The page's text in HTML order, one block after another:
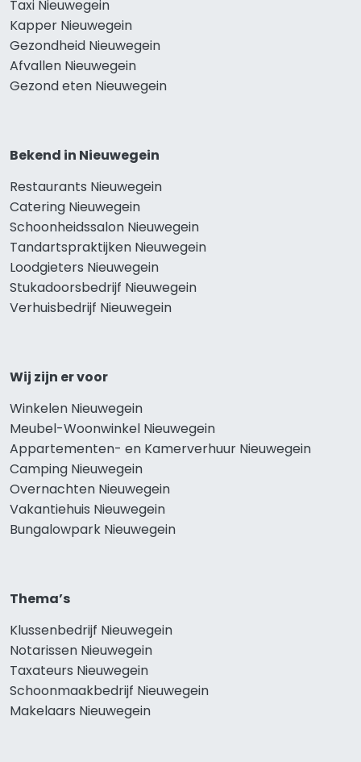
Taxi Nieuwegein
Kapper Nieuwegein
Gezondheid Nieuwegein
Afvallen Nieuwegein
Gezond eten Nieuwegein
Bekend in Nieuwegein
Restaurants Nieuwegein
Catering Nieuwegein
Schoonheidssalon Nieuwegein
Tandartspraktijken Nieuwegein
Loodgieters Nieuwegein
Stukadoorsbedrijf Nieuwegein
Verhuisbedrijf Nieuwegein
Wij zijn er voor
Winkelen Nieuwegein
Meubel-Woonwinkel Nieuwegein
Appartementen- en Kamerverhuur Nieuwegein
Camping Nieuwegein
Overnachten Nieuwegein
Vakantiehuis Nieuwegein
Bungalowpark Nieuwegein
Thema’s
Klussenbedrijf Nieuwegein
Notarissen Nieuwegein
Taxateurs Nieuwegein
Schoonmaakbedrijf Nieuwegein
Makelaars Nieuwegein